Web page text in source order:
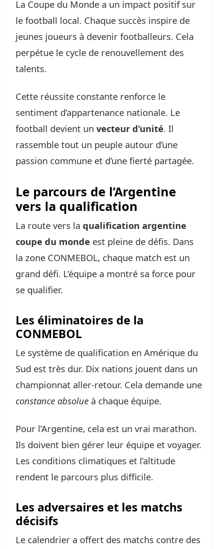
La Coupe du Monde a un impact positif sur
le football local. Chaque succès inspire de
jeunes joueurs à devenir footballeurs. Cela
perpétue le cycle de renouvellement des
talents.
Cette réussite constante renforce le
sentiment d’appartenance nationale. Le
football devient un vecteur d’unité. Il
rassemble tout un peuple autour d’une
passion commune et d’une fierté partagée.
Le parcours de l’Argentine
vers la qualification
La route vers la qualification argentine
coupe du monde est pleine de défis. Dans
la zone CONMEBOL, chaque match est un
grand défi. L’équipe a montré sa force pour
se qualifier.
Les éliminatoires de la
CONMEBOL
Le système de qualification en Amérique du
Sud est très dur. Dix nations jouent dans un
championnat aller-retour. Cela demande une
constance absolue à chaque équipe.
Pour l’Argentine, cela est un vrai marathon.
Ils doivent bien gérer leur équipe et voyager.
Les conditions climatiques et l’altitude
rendent le parcours plus difficile.
Les adversaires et les matchs
décisifs
Le calendrier a offert des matchs contre des